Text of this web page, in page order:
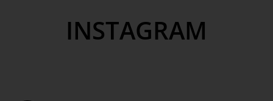
INSTAGRAM